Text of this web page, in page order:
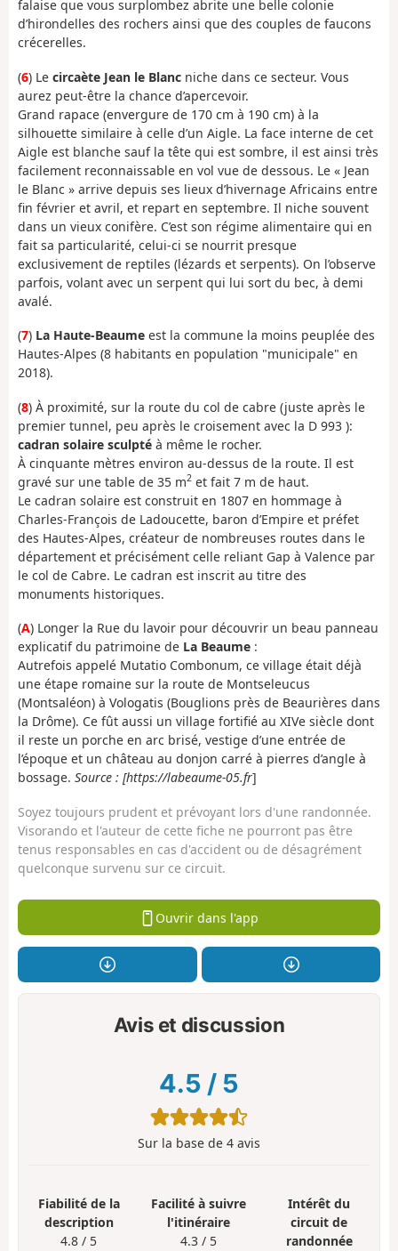
falaise que vous surplombez abrite une belle colonie
d’hirondelles des rochers ainsi que des couples de faucons
crécerelles.
(6) Le circaète Jean le Blanc niche dans ce secteur. Vous
aurez peut-être la chance d’apercevoir.
Grand rapace (envergure de 170 cm à 190 cm) à la
silhouette similaire à celle d’un Aigle. La face interne de cet
Aigle est blanche sauf la tête qui est sombre, il est ainsi très
facilement reconnaissable en vol vue de dessous. Le « Jean
le Blanc » arrive depuis ses lieux d’hivernage Africains entre
fin février et avril, et repart en septembre. Il niche souvent
dans un vieux conifère. C’est son régime alimentaire qui en
fait sa particularité, celui-ci se nourrit presque
exclusivement de reptiles (lézards et serpents). On l’observe
parfois, volant avec un serpent qui lui sort du bec, à demi
avalé.
(7) La Haute-Beaume est la commune la moins peuplée des
Hautes-Alpes (8 habitants en population "municipale" en
2018).
(8) À proximité, sur la route du col de cabre (juste après le
premier tunnel, peu après le croisement avec la D 993 ):
cadran solaire sculpté à même le rocher.
À cinquante mètres environ au-dessus de la route. Il est
gravé sur une table de 35 m2 et fait 7 m de haut.
Le cadran solaire est construit en 1807 en hommage à
Charles-François de Ladoucette, baron d’Empire et préfet
des Hautes-Alpes, créateur de nombreuses routes dans le
département et précisément celle reliant Gap à Valence par
le col de Cabre. Le cadran est inscrit au titre des
monuments historiques.
(A) Longer la Rue du lavoir pour découvrir un beau panneau
explicatif du patrimoine de La Beaume :
Autrefois appelé Mutatio Combonum, ce village était déjà
une étape romaine sur la route de Montseleucus
(Montsaléon) à Vologatis (Bouglions près de Beaurières dans
la Drôme). Ce fût aussi un village fortifié au XIVe siècle dont
il reste un porche en arc brisé, vestige d’une entrée de
l’époque et un château au donjon carré à pierres d’angle à
bossage. Source : [https://labeaume-05.fr]
Soyez toujours prudent et prévoyant lors d'une randonnée.
Visorando et l'auteur de cette fiche ne pourront pas être
tenus responsables en cas d'accident ou de désagrément
quelconque survenu sur ce circuit.
Ouvrir dans l'app
Avis et discussion
4.5 / 5
Sur la base de 4 avis
Fiabilité de la
description
4.8 / 5
Facilité à suivre
l'itinéraire
4.3 / 5
Intérêt du
circuit de
randonnée